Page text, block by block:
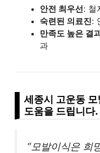
안전 최우선: 철
숙련된 의료진:
만족도 높은 결
과
세종시 고운동
도움을 드립니다.
“모발이식은 희